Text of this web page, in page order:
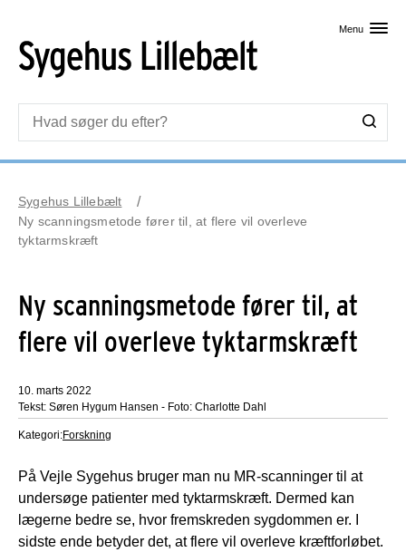
Menu
Sygehus Lillebælt
Ny scanningsmetode fører til, at flere vil overleve
tyktarmskræft
Ny scanningsmetode fører til, at
flere vil overleve tyktarmskræft
10. marts 2022
Tekst: Søren Hygum Hansen - Foto: Charlotte Dahl
Kategori:Forskning
På Vejle Sygehus bruger man nu MR-scanninger til at
undersøge patienter med tyktarmskræft. Dermed kan
lægerne bedre se, hvor fremskreden sygdommen er. I
sidste ende betyder det, at flere vil overleve kræftforløbet.